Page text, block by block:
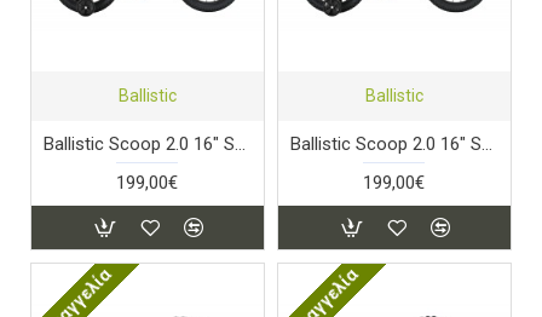
Ballistic
Ballistic Scoop 2.0 16" Stardust Black
199,00€
Ballistic
Ballistic Scoop 2.0 16" Starlight Silver
199,00€